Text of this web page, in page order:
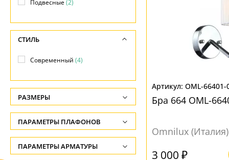
OML-66401-
Бра 664 OML-
Omnilux (Италия)
3 000 ₽
Подвесные(2)
СТИЛЬ
Современный (4)
РАЗМЕРЫ
Высота, см
-
Длина подвеса, см
ПАРАМЕТРЫ ПЛАФОНОВ
ФОРМА ПЛАФОНА
ПАРАМЕТРЫ АРМАТУРЫ